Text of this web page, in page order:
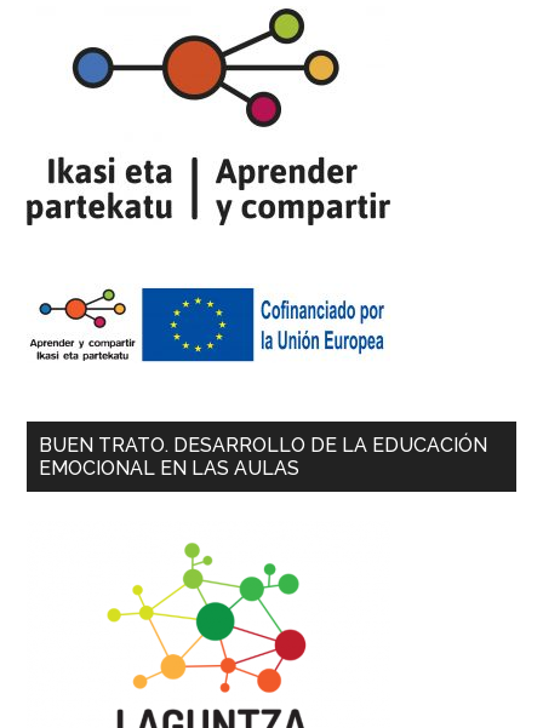
BUEN TRATO. DESARROLLO DE LA EDUCACIÓN
EMOCIONAL EN LAS AULAS